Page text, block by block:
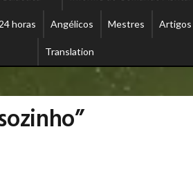
horas Angélicos Mestres Artigos
Translation